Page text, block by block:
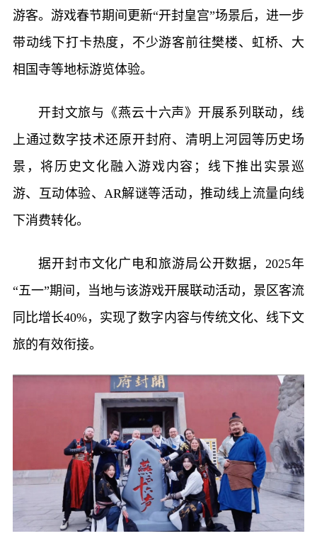
游客。游戏春节期间更新“开封皇宫”场景后，进一步
带动线下打卡热度，不少游客前往樊楼、虹桥、大
相国寺等地标游览体验。
开封文旅与《燕云十六声》开展系列联动，线
上通过数字技术还原开封府、清明上河园等历史场
景，将历史文化融入游戏内容；线下推出实景巡
游、互动体验、AR解谜等活动，推动线上流量向线
下消费转化。
据开封市文化广电和旅游局公开数据，2025年
“五一”期间，当地与该游戏开展联动活动，景区客流
同比增长40%，实现了数字内容与传统文化、线下文
旅的有效衔接。